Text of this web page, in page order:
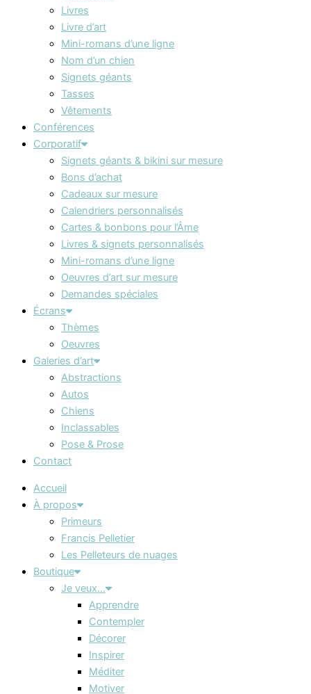
Livres
Livre d’art
Mini-romans d’une ligne
Nom d’un chien
Signets géants
Tasses
Vêtements
Conférences
Corporatif
Signets géants & bikini sur mesure
Bons d’achat
Cadeaux sur mesure
Calendriers personnalisés
Cartes & bonbons pour l’Âme
Livres & signets personnalisés
Mini-romans d’une ligne
Oeuvres d’art sur mesure
Demandes spéciales
Écrans
Thèmes
Oeuvres
Galeries d’art
Abstractions
Autos
Chiens
Inclassables
Pose & Prose
Contact
Accueil
À propos
Primeurs
Francis Pelletier
Les Pelleteurs de nuages
Boutique
Je veux…
Apprendre
Contempler
Décorer
Inspirer
Méditer
Motiver